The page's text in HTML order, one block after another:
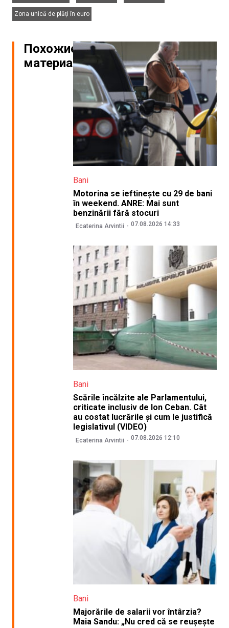
Zona unică de plăți în euro
Похожие
материалы
Bani
Motorina se ieftinește cu 29 de bani
în weekend. ANRE: Mai sunt
benzinării fără stocuri
Ecaterina Arvintii 07.08.2026 14:33
Bani
Scările încălzite ale Parlamentului,
criticate inclusiv de Ion Ceban. Cât
au costat lucrările și cum le justifică
legislativul (VIDEO)
Ecaterina Arvintii 07.08.2026 12:10
Bani
Majorările de salarii vor întârzia?
Maia Sandu: „Nu cred că se reușește